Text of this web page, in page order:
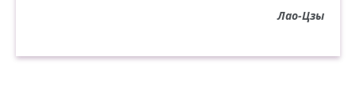
Лао-Цзы